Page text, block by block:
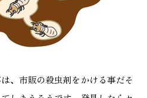
、市販の殺虫剤をかける事だそ